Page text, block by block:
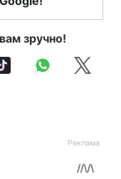
зручно!